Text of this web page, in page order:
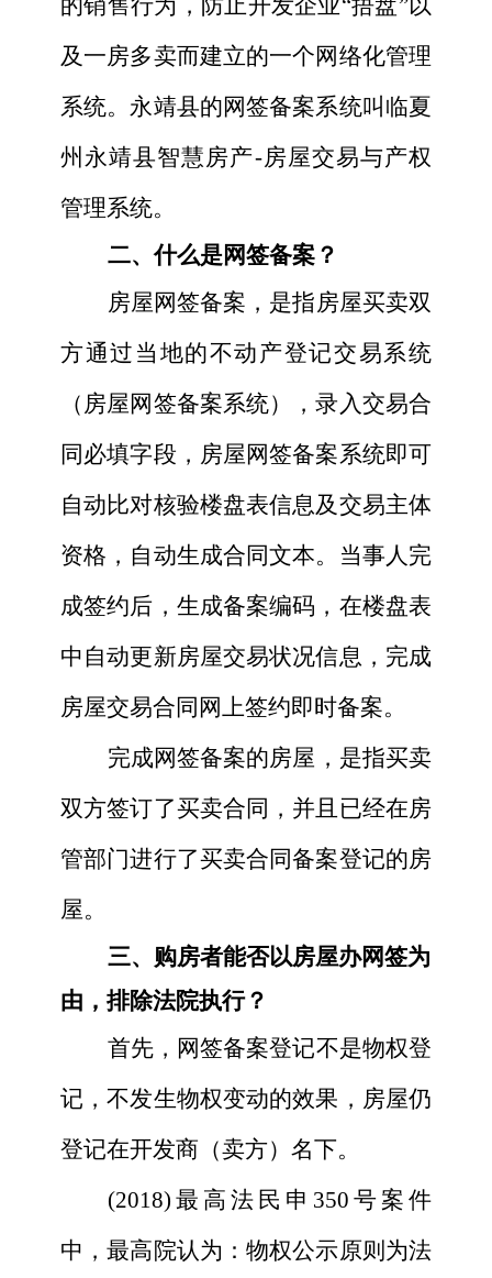
及一房多卖而建立的一个网络化管理
系统。 永靖县的网签备案系统叫临夏
州永靖县智慧房产-房屋交易与产权
管理系统。
二、什么是网签备案？
房屋网签备案，是指房屋买卖双
方通过当地的不动产登记交易系统
（房屋网签备案系统），录入交易合
同必填字段，房屋网签备案系统即可
自动比对核验楼盘表信息及交易主体
资格，自动生成合同文本。当事人完
成签约后，生成备案编码，在楼盘表
中自动更新房屋交易状况信息，完成
房屋交易合同网上签约即时备案。
完成网签备案的房屋，是指买卖
双方签订了买卖合同，并且已经在房
管部门进行了买卖合同备案登记的房
屋。
三、购房者能否以房屋办网签为
由，排除法院执行？
首先，网签备案登记不是物权登
记，不发生物权变动的效果，房屋仍
登记在开发商（卖方）名下。
(2018)最高法民申350号案件
中，最高院认为：物权公示原则为法